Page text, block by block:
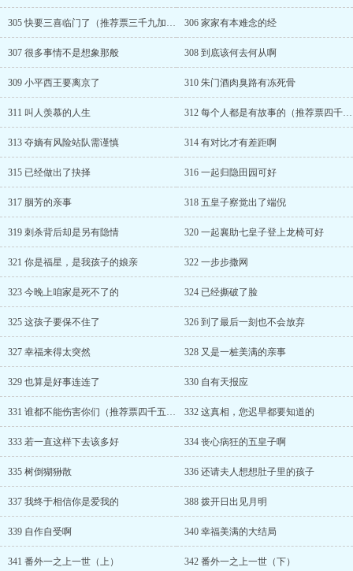
305 快要三喜临门了（推荐票三千九加更） 306 家家有本难念的经
307 很多事情不是想象那般 308 到底该何去何从啊
309 小平西王要离京了 310 朱门酒肉臭路有冻死骨
311 叫人羡慕的人生 312 每个人都是有故事的（推荐票四千二加更）
313 夺嫡有风险站队需谨慎 314 有对比才有差距啊
315 已经做出了抉择 316 一起归隐田园可好
317 胭芳的亲事 318 五皇子察觉出了端倪
319 刺杀背后却是另有隐情 320 一起襄助七皇子登上龙椅可好
321 你是福星，是我孩子的娘亲 322 一步步撒网
323 今晚上咱家是死不了的 324 已经撕破了脸
325 这孩子要保不住了 326 到了最后一刻也不会放弃
327 幸福来得太突然 328 又是一桩美满的亲事
329 也算是好事连连了 330 自有天报应
331 谁都不能伤害你们（推荐票四千五加更） 332 这真相，您迟早都要知道的
333 若一直这样下去该多好 334 丧心病狂的五皇子啊
335 树倒猢狲散 336 还请夫人想想肚子里的孩子
337 我终于相信你是爱我的 388 拨开日出见月明
339 自作自受啊 340 幸福美满的大结局
341 番外一之上一世（上） 342 番外一之上一世（下）